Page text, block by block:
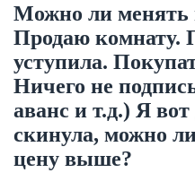
Можно ли менять
Продаю комнату.
уступила.
Ничего не
аванс и т.д.) Я
скинула, можно
цену выше?